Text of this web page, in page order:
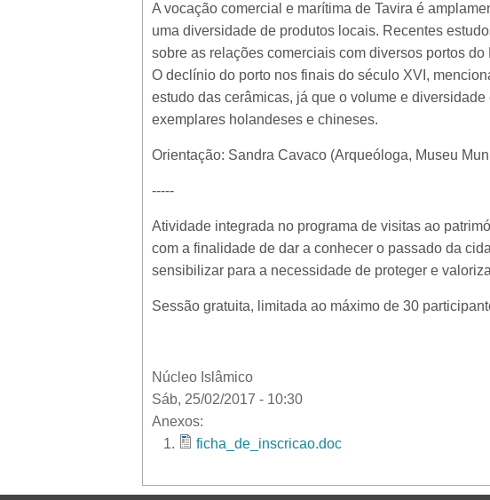
A vocação comercial e marítima de Tavira é
uma diversidade de produtos locais. Recentes
sobre as relações comerciais com diversos portos
O declínio do porto nos finais do século XVI,
estudo das cerâmicas, já que o volume e
exemplares holandeses e chineses.
Orientação: Sandra Cavaco (Arqueóloga, Museu
-----
Atividade integrada no programa de visitas ao
com a finalidade de dar a conhecer o passado da
sensibilizar para a necessidade de proteger e
Sessão gratuita, limitada ao máximo de 30
Núcleo Islâmico
Sáb, 25/02/2017 - 10:30
Anexos:
ficha_de_inscricao.doc